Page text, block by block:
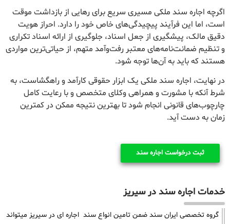
اگرچه اجاره سند ملکی مسیری سریع برای رهایی از بازداشت موقت
است، اما این فرآیند پیچیدگی‌های خاص خود را دارد. احراز هویت
دقیق مالک، پیشگیری از جعل اسناد، جلوگیری از ارائه اسناد تکراری
و تنظیم ضمانت‌نامه‌های معتبر رفت‌وآمد متهم، از حیاتی‌ترین مواردی
هستند که باید به آن‌ها توجه شود.
در نهایت، اجاره سند ملکی یک ابزار حقوقی کارآمد و راهگشاست، به
شرط آنکه با مشورت و همراهی وکلای متخصص و با رعایت کامل
چارچوب‌های قانونی انجام شود تا بهترین نتیجه ممکن در کمترین
زمان به دست آید.
ثبت درخواست اجاره سند
خدمات اجاره سند در سیریز
گروه تخصصی ایران سند ضمن تامین انواع سند اجاره ای در سیریز میتواند